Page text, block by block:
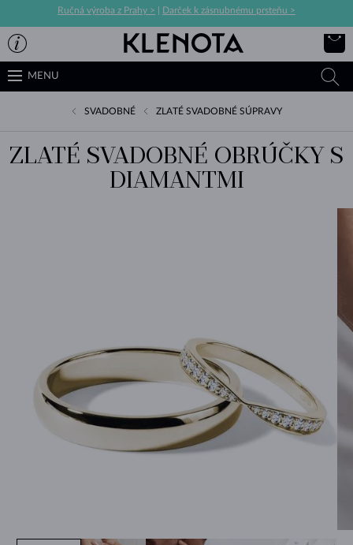
Ručná výroba z Prahy > Darček k zásnubnému prsteňu >
MENU
SVADOBNÉ ZLATÉ SVADOBNÉ SÚPRAVY
ZLATÉ SVADOBNÉ OBRÚČKY S
DIAMANTMI